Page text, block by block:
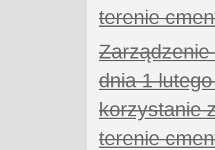
terenie
dnia 1
korzystanie
terenie